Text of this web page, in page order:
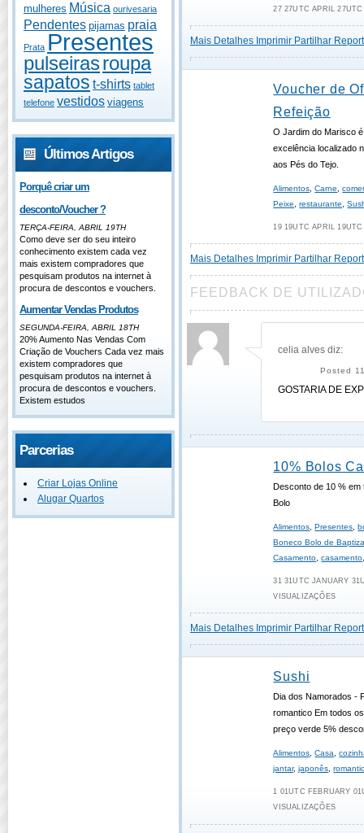
mulheres Música ourivesaria
Pendentes pijamas praia
Prata Presentes
pulseirasroupa
sapatos t-shirts tablet
telefone vestidos viagens
Últimos Artigos
Porquê criar um
desconto/Voucher ?
TERÇA-FEIRA, ABRIL 19TH
Como deve ser do seu inteiro
conhecimento existem cada vez
mais existem compradores que
pesquisam produtos na internet à
procura de descontos e vouchers.
Aumentar Vendas Produtos
SEGUNDA-FEIRA, ABRIL 18TH
20% Aumento Nas Vendas Com
Criação de Vouchers Cada vez mais
existem compradores que
pesquisam produtos na internet à
procura de descontos e vouchers.
Existem estudos
Parcerias
Criar Lojas Online
Alugar Quartos
27 27UTC APRIL
Mais Detalhes Imprimir Partilhar
Voucher de
Refeição
O Jardim do Marisco
excelência localizado
aos Pés do Tejo.
Alimentos ,Carne ,comer
Peixe
,restaurante ,
19 19UTC APRIL
Mais Detalhes Imprimir Partilhar
FEEDBACK DE
celia alves diz:
Posted
GOSTARIA DE
10% Bolos
Desconto de 10 % em
Bolo
Alimentos ,Presentes ,
Boneco Bolo de
Casamento ,casamento
31 31UTC JANUARY
VISUALIZAÇÕES
Mais Detalhes Imprimir Partilhar
Sushi
Dia dos Namorados -
romantico Em todos
preço verde 5%
Alimentos ,Casa ,
jantar,japonês ,
1 01UTC FEBRUARY
VISUALIZAÇÕES